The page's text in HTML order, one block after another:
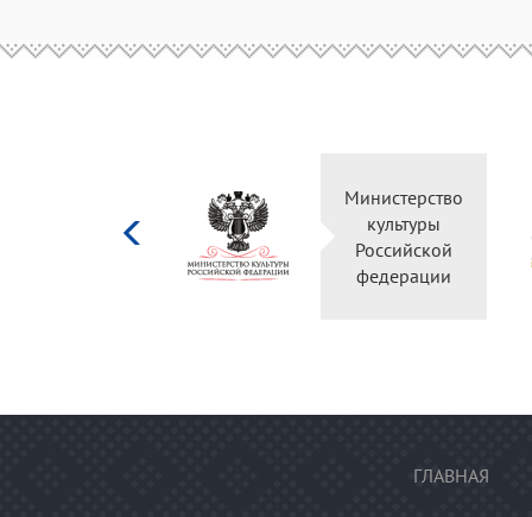
Министерство
культуры
Российской
федерации
ГЛАВНАЯ